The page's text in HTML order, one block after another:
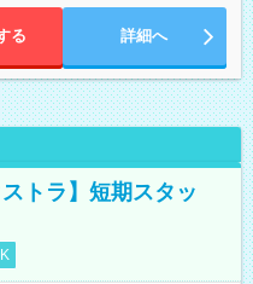
る 詳細へ
トラ】短期スタッ